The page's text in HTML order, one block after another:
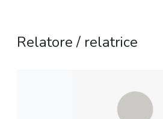
Relatore / relatrice